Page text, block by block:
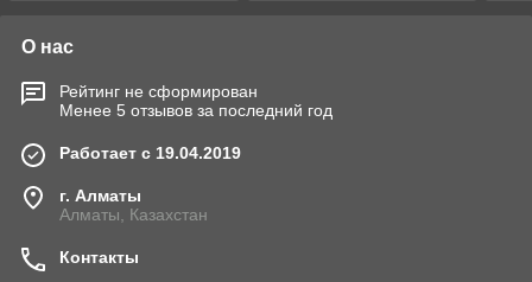
О нас
Рейтинг не сформирован
Менее 5 отзывов за последний год
Работает с 19.04.2019
г. Алматы
Алматы, Казахстан
Контакты